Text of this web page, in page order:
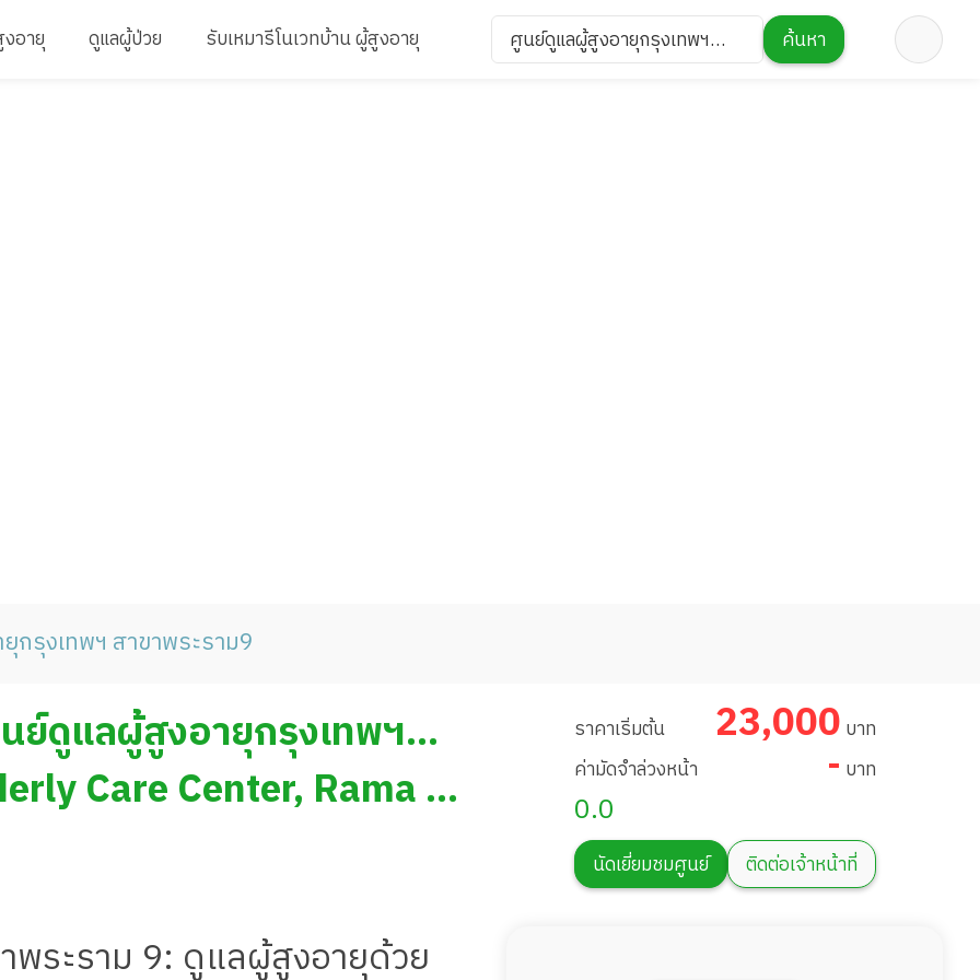
อายุ ดูแลผู้ป่วย รับเหมารีโนเวทบ้าน ผู้สูงอายุ
ศูนย์ดูแลผู้สูงอายุกรุงเทพฯ
ค้นหา
รุงเทพฯ สาขาพระราม9
ดูแลผู้สูงอายุกรุงเทพฯ
Care Center, Rama 9
ราคาเริ่มต้น 23,000 บาท
ค่ามัดจำล่วงหน้า
- บาท
0.0
นัดเยี่ยมชมศูนย์ ติดต่อเจ้าหน้าที่
ระราม 9: ดูแลผู้สูงอายุด้วย